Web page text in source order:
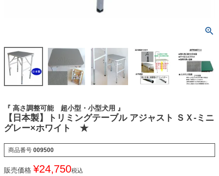
『 高さ調整可能 超小型・小型犬用 』
【日本製】トリミングテーブル アジャスト ＳＸ-ミニ
グレー×ホワイト ★
商品番号 009500
販売価格 ¥24,750税込